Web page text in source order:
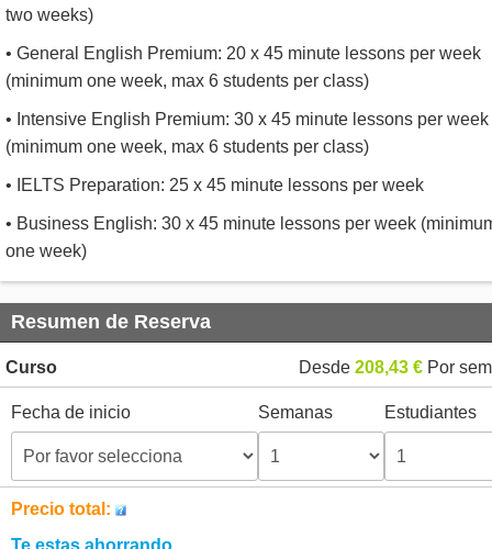
two weeks)
• General English Premium: 20 x 45 minute lessons per week
(minimum one week, max 6 students per class)
• Intensive English Premium: 30 x 45 minute lessons per week
(minimum one week, max 6 students per class)
• IELTS Preparation: 25 x 45 minute lessons per week
• Business English: 30 x 45 minute lessons per week
one week)
Resumen de Reserva
Curso Desde 208,43 € Por
Fecha de inicio Semanas Estudiantes
Precio total:
Te estas ahorrando